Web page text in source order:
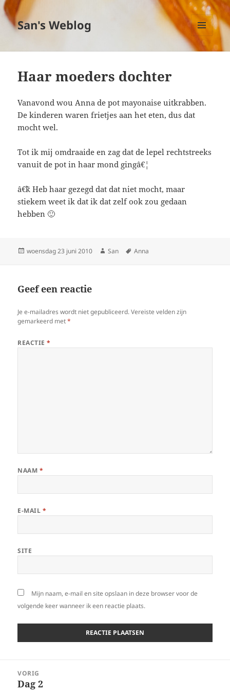
San's Weblog
MENU
EN
Haar moeders dochter
Vanavond wou Anna de pot mayonaise uitkrabben.
De kinderen waren frietjes aan het eten, dus dat
mocht wel.
Tot ik mij omdraaide en zag dat de lepel rechtstreeks
vanuit de pot in haar mond gingâ€¦
â€˜k Heb haar gezegd dat dat niet mocht, maar
stiekem weet ik dat ik dat zelf ook zou gedaan
hebben 🙂
Geplaatst
woensdag 23 juni 2010 Auteur
San Tags
Anna
Geef een reactie
Je e-mailadres wordt niet gepubliceerd. Vereiste velden zijn
gemarkeerd met*
REACTIE*
NAAM *
E-MAIL *
SITE
Mijn naam, e-mail en site opslaan in deze browser voor de
volgende keer wanneer ik een reactie plaats.
navigatie
VORIG
Vorig
Dag 2